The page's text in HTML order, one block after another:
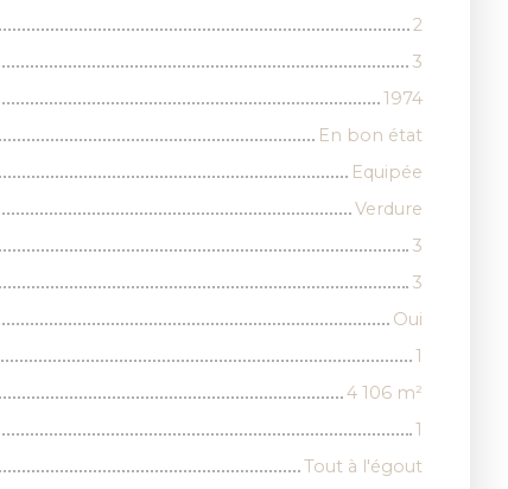
2
3
1974
En bon état
Equipée
Verdure
3
3
Oui
1
4 106 m²
1
Tout à l'égout